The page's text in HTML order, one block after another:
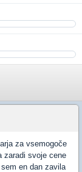
za vsemogoče
zaradi svoje cene
en dan zavila